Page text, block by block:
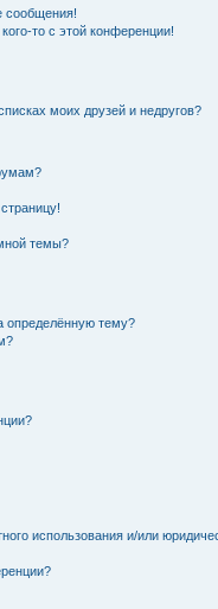
сообщения!
то с этой конференции!
моих друзей и недругов?
темы?
определённую тему?
использования и/или